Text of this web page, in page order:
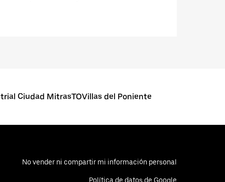
Ciudad MitrasTOVillas del Poniente
No vender ni compartir mi información personal
Política de datos de Google